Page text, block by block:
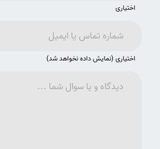
اختیاری
اختیاری (نمایش داده نخواهد شد)